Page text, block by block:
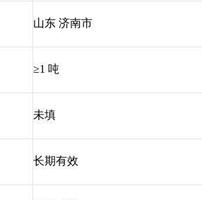
山东 济南市
≥1 吨
未填
长期有效